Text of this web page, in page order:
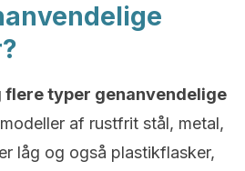
flere typer genanvendelige
af rustfrit stål, metal,
låg og også plastikflasker,